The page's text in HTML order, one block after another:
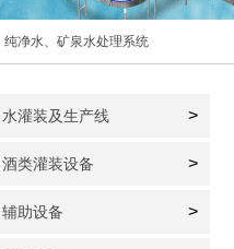
纯净水、矿泉水处理系统
水灌装及生产线 >
酒类灌装设备 >
辅助设备 >